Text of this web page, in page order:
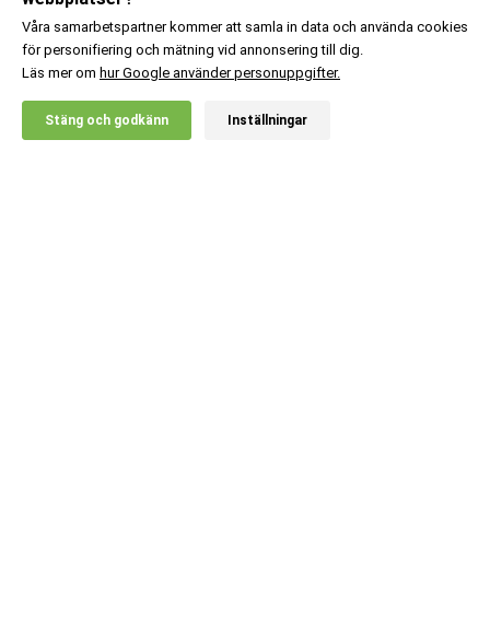
20% RABATT!
X
Våra samarbetspartner kommer att samla in data och använda cookies
för personifiering och mätning vid annonsering till dig.
Läs mer om hur Google använder personuppgifter.
Stäng och godkänn Inställningar